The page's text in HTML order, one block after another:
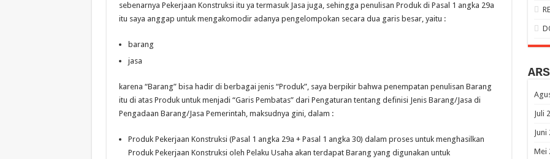
sebenarnya Pekerjaan Konstruksi itu ya termasuk Jasa juga, sehingga penulisan Produk di Pasal 1 angka 29a
itu saya anggap untuk mengakomodir adanya pengelompokan secara dua garis besar, yaitu :
barang
jasa
karena “Barang” bisa hadir di berbagai jenis “Produk”, saya berpikir bahwa penempatan penulisan Barang
itu di atas Produk untuk menjadi “Garis Pembatas” dari Pengaturan tentang definisi Jenis Barang/Jasa di
Pengadaan Barang/Jasa Pemerintah, maksudnya gini, dalam :
Produk Pekerjaan Konstruksi (Pasal 1 angka 29a + Pasal 1 angka 30) dalam proses untuk menghasilkan
Produk Pekerjaan Konstruksi oleh Pelaku Usaha akan terdapat Barang yang digunakan untuk
Juli
Juni
Mei